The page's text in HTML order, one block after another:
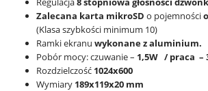
Zalecana karta mikroSD o pojemności
(Klasa szybkości minimum 10)
Ramki ekranu wykonane z aluminium.
Pobór mocy: czuwanie – 1,5W / praca –
Rozdzielczość 1024x600
Wymiary 189x119x20 mm